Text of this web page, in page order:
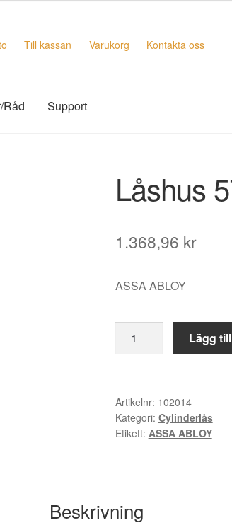
Till kassan Varukorg Kontakta oss
Råd Support
Låshus
1.368,96 kr
ASSA ABLOY
Lägg
Artikelnr: 102014
Kategori: Cylinderlås
Etikett: ASSA ABLOY
Beskrivning